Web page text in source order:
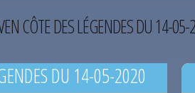
CÔTE DES LÉGENDES DU 14-
DU 14-05-2020